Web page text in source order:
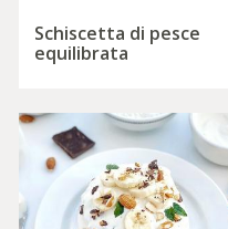
Schiscetta di pesce
equilibrata